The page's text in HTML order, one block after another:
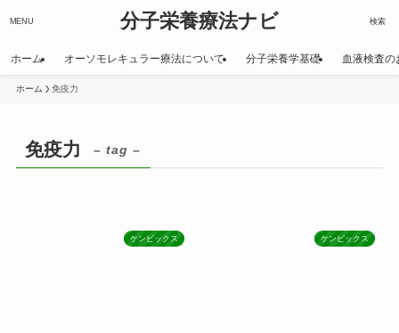
分子栄養療法ナビ 検索
MENU
ホーム オーソモレキュラー療法について 分子栄養学基礎 血液検査の
ホーム 免疫力
免疫力 – tag –
ケンビックス ケンビックス